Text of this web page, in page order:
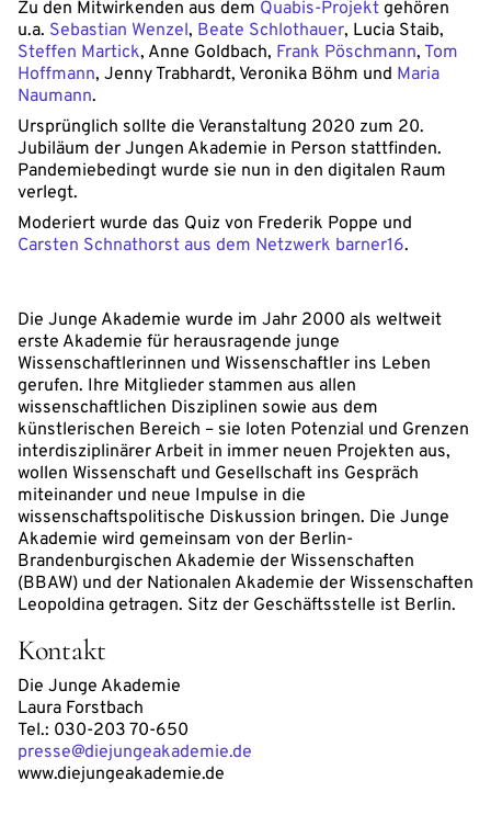
Zu den Mitwirkenden aus dem Quabis-Projekt gehören
u.a. Sebastian Wenzel, Beate Schlothauer, Lucia Staib,
Steffen Martick, Anne Goldbach, Frank Pöschmann, Tom
Hoffmann, Jenny Trabhardt, Veronika Böhm und Maria
Naumann.
Ursprünglich sollte die Veranstaltung 2020 zum 20.
Jubiläum der Jungen Akademie in Person stattfinden.
Pandemiebedingt wurde sie nun in den digitalen Raum
verlegt.
Moderiert wurde das Quiz von Frederik Poppe und
Carsten Schnathorst aus dem Netzwerk barner16.
Die Junge Akademie wurde im Jahr 2000 als weltweit
erste Akademie für herausragende junge
Wissenschaftlerinnen und Wissenschaftler ins Leben
gerufen. Ihre Mitglieder stammen aus allen
wissenschaftlichen Disziplinen sowie aus dem
künstlerischen Bereich – sie loten Potenzial und Grenzen
interdisziplinärer Arbeit in immer neuen Projekten aus,
wollen Wissenschaft und Gesellschaft ins Gespräch
miteinander und neue Impulse in die
wissenschaftspolitische Diskussion bringen. Die Junge
Akademie wird gemeinsam von der Berlin-
Brandenburgischen Akademie der Wissenschaften
(BBAW) und der Nationalen Akademie der Wissenschaften
Leopoldina getragen. Sitz der Geschäftsstelle ist Berlin.
Kontakt
Die Junge Akademie
Laura Forstbach
Tel.: 030-203 70-650
presse@diejungeakademie.de
www.diejungeakademie.de